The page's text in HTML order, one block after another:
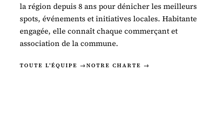
la région depuis 8 ans pour dénicher les meilleurs
spots, événements et initiatives locales. Habitante
engagée, elle connaît chaque commerçant et
association de la commune.
TOUTE L'ÉQUIPE → NOTRE CHARTE →